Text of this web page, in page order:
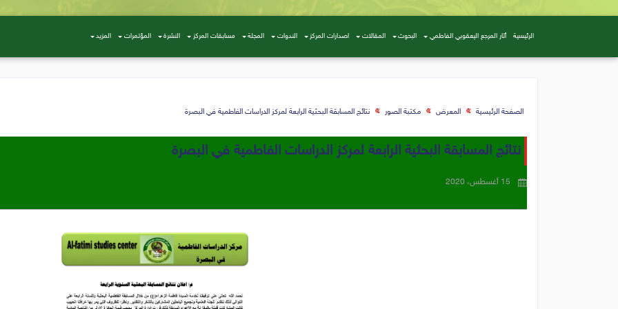
الرئيسية أثار المرجع اليعقوبي الفاطمي البحوث المقالات اصدارات المركز الندوات المجلة مسابقات المركز النشرة المؤتمرات المزيد
الصفحة الرئيسية المعرض مكتبة الصور نتائج المسابقة البحثية الرابعة لمركز الدراسات الفاطمية في البصرة
نتائج المسابقة البحثية الرابعة لمركز الدراسات الفاطمية في البصرة
15 أغسطس، 2020